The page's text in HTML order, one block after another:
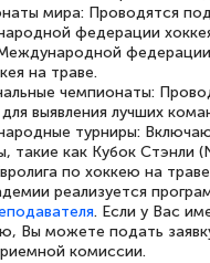
мира: Проводятся
федерации
федерации
на траве.
чемпионаты:
выявления лучших
турниры:
такие как Кубок Стэнли
по хоккею на
реализуется
. Если у Вас
Вы можете подать
комиссии.